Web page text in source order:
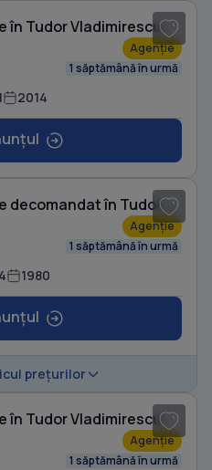
în Tudor Vladimirescu
Agenție
1 săptămână în urmă
2014
Apartament cu 2 camere decomandat în Tudor Vladimirescu
Agenție
1 săptămână în urmă
1980
prețurilor
în Tudor Vladimirescu
Agenție
1 săptămână în urmă